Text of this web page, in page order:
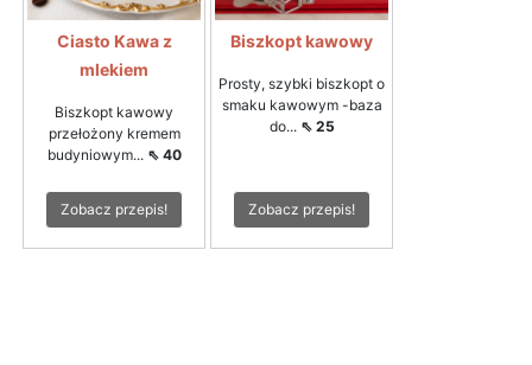
Ciasto Kawa z
mlekiem
Biszkopt kawowy
przełożony kremem
budyniowym... ⇖ 40
Zobacz przepis!
Biszkopt kawowy
Prosty, szybki biszkopt o
smaku kawowym -baza
do... ⇖ 25
Zobacz przepis!